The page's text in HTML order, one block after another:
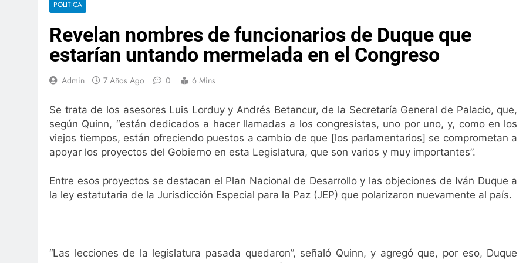
Leyenda Vallenata
3 Años Ago
Renta Ciudadana para los
Más inversión y apoyo para la seguridad ciudadana
3 Años Ago
La Salud no es un negocio
3 Años Ago
Gustavo Petro
2 Semanas Ago
El Cesar se
4 Semanas Ago
Paquete legislativo para fortalecer seguridad
1 Año Ago
Se mantiene servcio de salud del Magisterio
1 Año Ago
Qué hacer para ser felices Así fueron las alianzas criminales en la Costa Caribe
2 Años Ago
de educación Prorrogada la intervención al Hospital San Andrés de Chiriguaná Jorge
2 Años Ago
Renta Ciudadana para los
Más inversión y apoyo para la seguridad ciudadana La Salud no es un negocio
POLITICA
Revelan nombres de funcionarios de Duque que
estarían untando mermelada en el Congreso
Admin 7 Años Ago 0 6 Mins
Se trata de los asesores Luis Lorduy y Andrés Betancur, de la Secretaría General de Palacio, que,
según Quinn, “están dedicados a hacer llamadas a los congresistas, uno por uno, y, como en los
viejos tiempos, están ofreciendo puestos a cambio de que [los parlamentarios] se comprometan a
apoyar los proyectos del Gobierno en esta Legislatura, que son varios y muy importantes”.
Entre esos proyectos se destacan el Plan Nacional de Desarrollo y las objeciones de Iván Duque a
la ley estatutaria de la Jurisdicción Especial para la Paz (JEP) que polarizaron nuevamente al país.
“Las lecciones de la legislatura pasada quedaron”, señaló Quinn, y agregó que, por eso, Duque